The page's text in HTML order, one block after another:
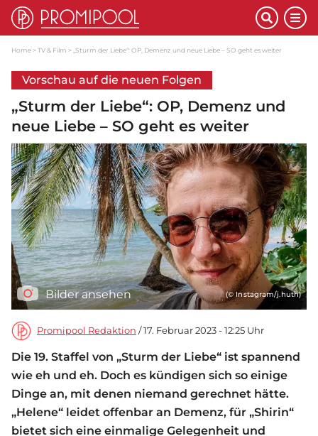
Home TV & Film „Sturm der Liebe“: OP, Demenz und neue Liebe – SO geht es weiter
Vorschau auf die neuen Folgen
„Sturm der Liebe“: OP, Demenz und
neue Liebe – SO geht es weiter
Bilder ansehen (© Instagram/j.huth)
Promipool Redaktion / 17. Februar 2023 - 12:25 Uhr
Die 19. Staffel von „Sturm der Liebe“ ist spannend
wie eh und eh. Doch es kündigen sich so einige
Dinge an, mit denen niemand gerechnet hätte.
„Helene“ leidet offenbar an Demenz, für „Shirin“
bietet sich eine einmalige Gelegenheit und